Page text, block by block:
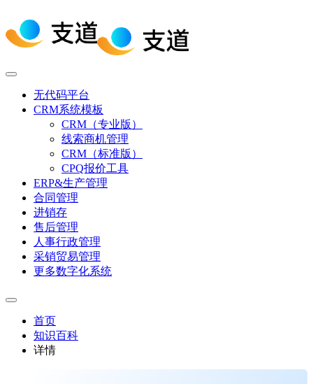
无代码平台
CRM系统模板
CRM（专业版）
线索商机管理
CRM（标准版）
CPQ报价工具
ERP&生产管理
合同管理
进销存
售后管理
人事行政管理
采销贸易管理
更多数字化系统
首页
知识百科
详情